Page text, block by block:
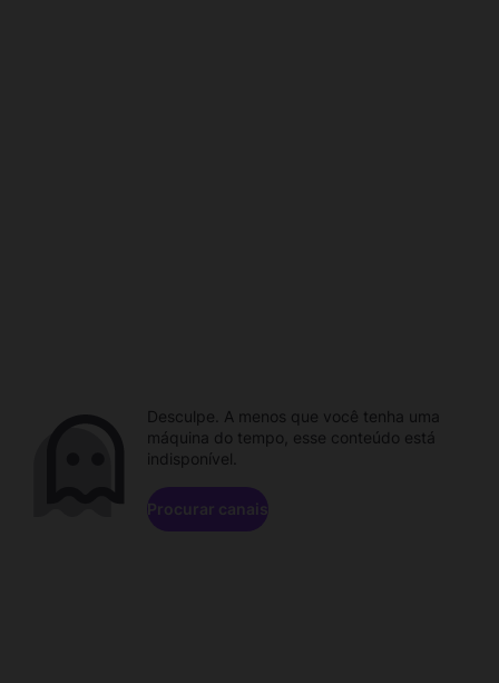
Desculpe. A menos que você tenha uma
máquina do tempo, esse conteúdo está
indisponível.
Procurar canais